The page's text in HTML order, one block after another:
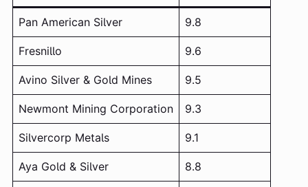
Pan American Silver 9.8
Fresnillo 9.6
Avino Silver & Gold Mines 9.5
Newmont Mining Corporation 9.3
Silvercorp Metals 9.1
Aya Gold & Silver 8.8